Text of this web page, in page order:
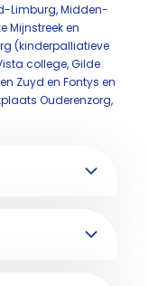
Limburg, Midden-
Mijnstreek en
(kinderpalliatieve
college, Gilde
Zuyd en Fontys en
Ouderenzorg,